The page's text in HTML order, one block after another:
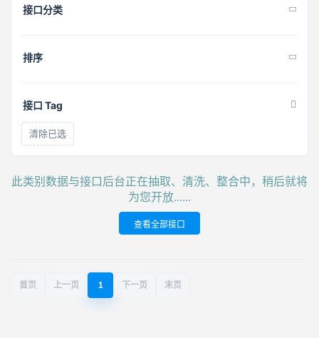
接口分类
排序
接口 Tag
清除已选
此类别数据与接口后台正在抽取、清洗、整合中，稍后就将
为您开放......
查看全部接口
首页 上一页 1 下一页 末页